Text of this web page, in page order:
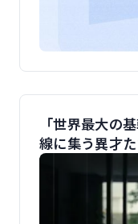
「世界最大の
線に集う異才